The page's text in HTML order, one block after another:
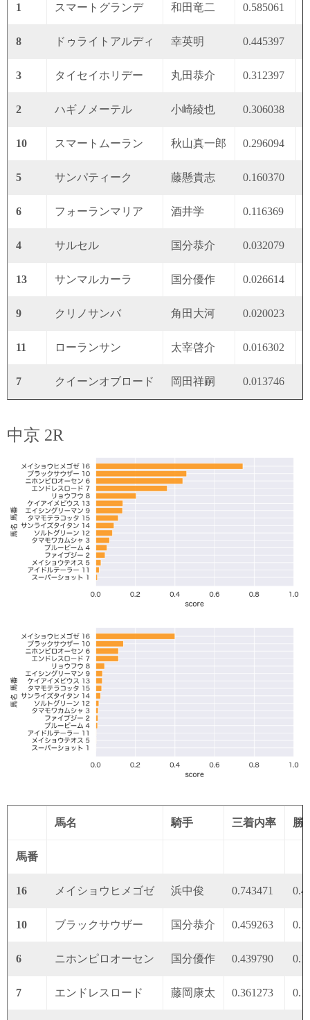
1 スマートグランデ 和田竜二 0.585061
8 ドゥライトアルディ 幸英明 0.445397
3 タイセイホリデー 丸田恭介 0.312397
2 ハギノメーテル 小崎綾也 0.306038
10 スマートムーラン 秋山真一郎 0.296094
5 サンパティーク 藤懸貴志 0.160370
6 フォーランマリア 酒井学 0.116369
4 サルセル 国分恭介 0.032079
13 サンマルカーラ 国分優作 0.026614
9 クリノサンバ 角田大河 0.020023
11 ローランサン 太宰啓介 0.016302
7 クイーンオブロード 岡田祥嗣 0.013746
中京 2R
馬名 騎手 三着内率 勝
馬番
16 メイショウヒメゴゼ 浜中俊 0.743471
10 ブラックサウザー 国分恭介 0.459263
6 ニホンピロオーセン 国分優作 0.439790
7 エンドレスロード 藤岡康太 0.361273